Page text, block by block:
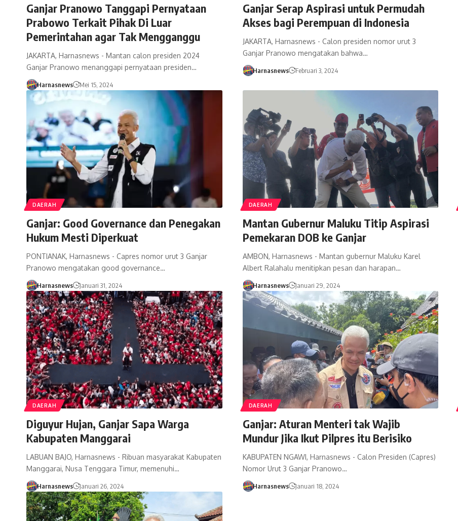
Ganjar Pranowo Tanggapi Pernyataan
Prabowo Terkait Pihak Di Luar
Pemerintahan agar Tak Mengganggu
JAKARTA, Harnasnews - Mantan calon presiden 2024
Ganjar Pranowo menanggapi pernyataan presiden…
Harnasnews Mei 15, 2024
Ganjar Serap Aspirasi untuk Permudah
Akses bagi Perempuan di Indonesia
JAKARTA, Harnasnews - Calon presiden nomor urut 3
Ganjar Pranowo mengatakan bahwa…
Harnasnews Februari 3, 2024
DAERAH
Ganjar: Good Governance dan Penegakan
Hukum Mesti Diperkuat
PONTIANAK, Harnasnews - Capres nomor urut 3 Ganjar
Pranowo mengatakan good governance…
Harnasnews Januari 31, 2024
DAERAH
Mantan Gubernur Maluku Titip Aspirasi
Pemekaran DOB ke Ganjar
AMBON, Harnasnews - Mantan gubernur Maluku Karel
Albert Ralahalu menitipkan pesan dan harapan…
Harnasnews Januari 29, 2024
DAERAH
Diguyur Hujan, Ganjar Sapa Warga
Kabupaten Manggarai
LABUAN BAJO, Harnasnews - Ribuan masyarakat Kabupaten
Manggarai, Nusa Tenggara Timur, memenuhi…
Harnasnews Januari 26, 2024
DAERAH
Ganjar: Aturan Menteri tak Wajib
Mundur Jika Ikut Pilpres itu Berisiko
KABUPATEN NGAWI, Harnasnews - Calon Presiden (Capres)
Nomor Urut 3 Ganjar Pranowo…
Harnasnews Januari 18, 2024